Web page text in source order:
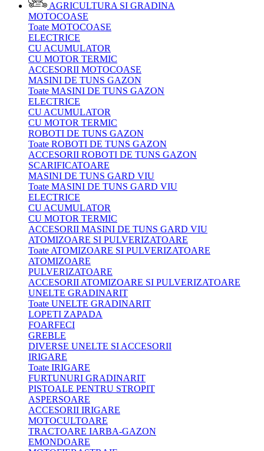
AGRICULTURA SI GRADINA
MOTOCOASE
Toate MOTOCOASE
ELECTRICE
CU ACUMULATOR
CU MOTOR TERMIC
ACCESORII MOTOCOASE
MASINI DE TUNS GAZON
Toate MASINI DE TUNS GAZON
ELECTRICE
CU ACUMULATOR
CU MOTOR TERMIC
ROBOTI DE TUNS GAZON
Toate ROBOTI DE TUNS GAZON
ACCESORII ROBOTI DE TUNS GAZON
SCARIFICATOARE
MASINI DE TUNS GARD VIU
Toate MASINI DE TUNS GARD VIU
ELECTRICE
CU ACUMULATOR
CU MOTOR TERMIC
ACCESORII MASINI DE TUNS GARD VIU
ATOMIZOARE SI PULVERIZATOARE
Toate ATOMIZOARE SI PULVERIZATOARE
ATOMIZOARE
PULVERIZATOARE
ACCESORII ATOMIZOARE SI PULVERIZATOARE
UNELTE GRADINARIT
Toate UNELTE GRADINARIT
LOPETI ZAPADA
FOARFECI
GREBLE
DIVERSE UNELTE SI ACCESORII
IRIGARE
Toate IRIGARE
FURTUNURI GRADINARIT
PISTOALE PENTRU STROPIT
ASPERSOARE
ACCESORII IRIGARE
MOTOCULTOARE
TRACTOARE IARBA-GAZON
EMONDOARE